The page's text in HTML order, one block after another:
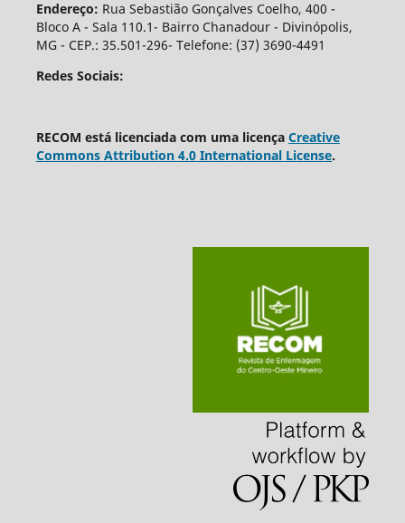
Endereço: Rua Sebastião Gonçalves Coelho, 400 -
Bloco A - Sala 110.1- Bairro Chanadour - Divinópolis,
MG - CEP.: 35.501-296- Telefone: (37) 3690-4491
Redes Sociais:
RECOM está licenciada com uma licença Creative
Commons Attribution 4.0 International License.